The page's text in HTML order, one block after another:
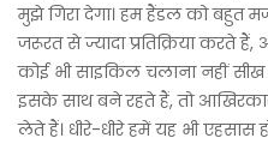
मुझे गिरा देगा। हम हैंडल को बहुत
जरूरत से ज्यादा प्रतिक्रिया करते
कोई भी साइकिल चलाना नहीं
इसके साथ बने रहते हैं, तो
लेते हैं। धीरे-धीरे हमें यह भी एहसास